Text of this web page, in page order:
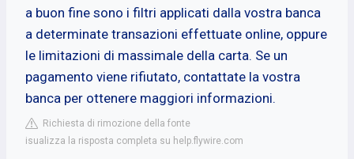
a buon fine sono i filtri applicati dalla vostra banca
a determinate transazioni effettuate online, oppure
le limitazioni di massimale della carta. Se un
pagamento viene rifiutato, contattate la vostra
banca per ottenere maggiori informazioni.
Richiesta di rimozione della fonte
isualizza la risposta completa su help.flywire.com